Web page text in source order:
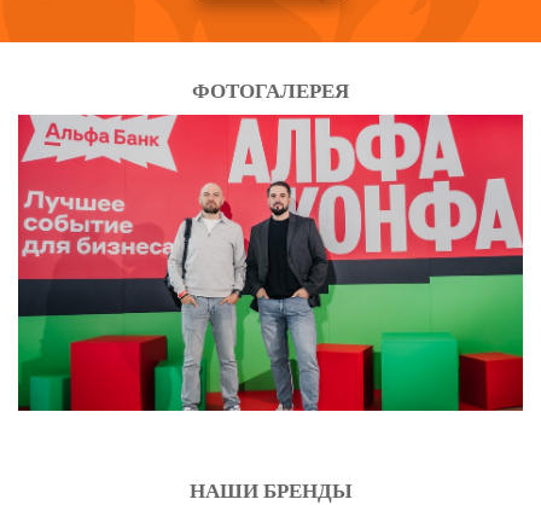
ФОТОГАЛЕРЕЯ
НАШИ БРЕНДЫ